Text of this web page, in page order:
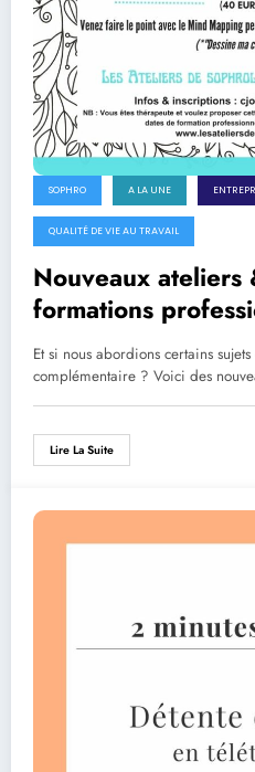
SOPHRO A LA UNE
QUALITÉ DE VIE AU TRAVAIL
Nouveaux ateliers
formations
Et si nous abordions certains
complémentaire ? Voici des
Lire La Suite